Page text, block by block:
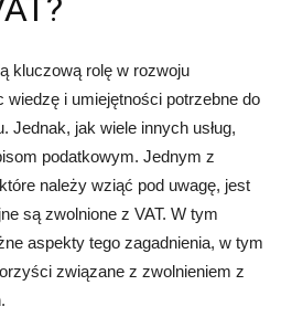
kluczową rolę w rozwoju
wiedzę i umiejętności potrzebne do
Jednak, jak wiele innych usług,
podatkowym. Jednym z
należy wziąć pod uwagę, jest
są zwolnione z VAT. W tym
aspekty tego zagadnienia, w tym
związane z zwolnieniem z